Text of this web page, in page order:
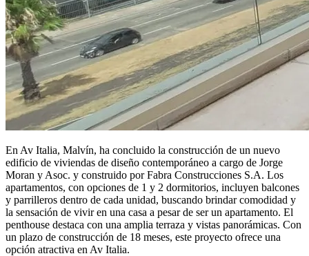
En Av Italia, Malvín, ha concluido la construcción de un nuevo
edificio de viviendas de diseño contemporáneo a cargo de Jorge
Moran y Asoc. y construido por Fabra Construcciones S.A. Los
apartamentos, con opciones de 1 y 2 dormitorios, incluyen balcones
y parrilleros dentro de cada unidad, buscando brindar comodidad y
la sensación de vivir en una casa a pesar de ser un apartamento. El
penthouse destaca con una amplia terraza y vistas panorámicas. Con
un plazo de construcción de 18 meses, este proyecto ofrece una
opción atractiva en Av Italia.